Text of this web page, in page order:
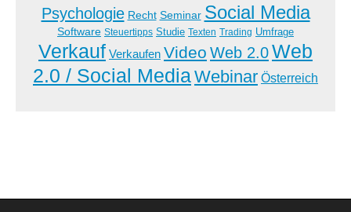
Psychologie Recht Seminar Social Media
Software Steuertipps Studie Texten Trading Umfrage
Verkauf Verkaufen Video Web 2.0Web
2.0 / Social MediaWebinar Österreich